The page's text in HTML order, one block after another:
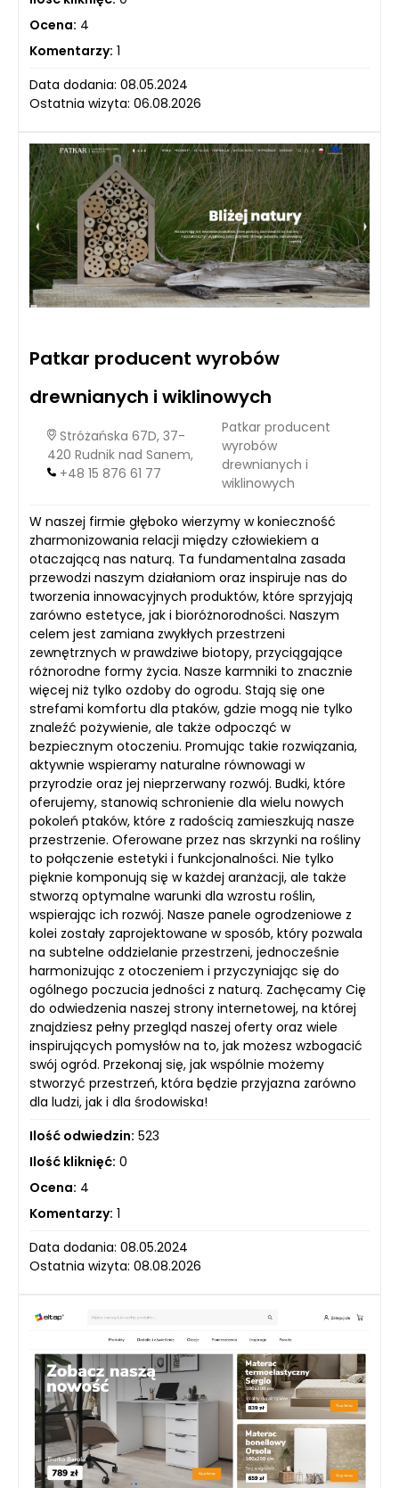
Ocena: 4
Komentarzy: 1
Data dodania: 08.05.2024
Ostatnia wizyta: 06.08.2026
Patkar producent wyrobów
drewnianych i wiklinowych
Stróżańska 67D, 37-
420 Rudnik nad Sanem,
+48 15 876 61 77
Patkar producent
wyrobów
drewnianych i
wiklinowych
W naszej firmie głęboko wierzymy w konieczność
zharmonizowania relacji między człowiekiem a
otaczającą nas naturą. Ta fundamentalna zasada
przewodzi naszym działaniom oraz inspiruje nas do
tworzenia innowacyjnych produktów, które sprzyjają
zarówno estetyce, jak i bioróżnorodności. Naszym
celem jest zamiana zwykłych przestrzeni
zewnętrznych w prawdziwe biotopy, przyciągające
różnorodne formy życia. Nasze karmniki to znacznie
więcej niż tylko ozdoby do ogrodu. Stają się one
strefami komfortu dla ptaków, gdzie mogą nie tylko
znaleźć pożywienie, ale także odpocząć w
bezpiecznym otoczeniu. Promując takie rozwiązania,
aktywnie wspieramy naturalne równowagi w
przyrodzie oraz jej nieprzerwany rozwój. Budki, które
oferujemy, stanowią schronienie dla wielu nowych
pokoleń ptaków, które z radością zamieszkują nasze
przestrzenie. Oferowane przez nas skrzynki na rośliny
to połączenie estetyki i funkcjonalności. Nie tylko
pięknie komponują się w każdej aranżacji, ale także
stworzą optymalne warunki dla wzrostu roślin,
wspierając ich rozwój. Nasze panele ogrodzeniowe z
kolei zostały zaprojektowane w sposób, który pozwala
na subtelne oddzielanie przestrzeni, jednocześnie
harmonizując z otoczeniem i przyczyniając się do
ogólnego poczucia jedności z naturą. Zachęcamy Cię
do odwiedzenia naszej strony internetowej, na której
znajdziesz pełny przegląd naszej oferty oraz wiele
inspirujących pomysłów na to, jak możesz wzbogacić
swój ogród. Przekonaj się, jak wspólnie możemy
stworzyć przestrzeń, która będzie przyjazna zarówno
dla ludzi, jak i dla środowiska!
Ilość odwiedzin: 523
Ilość kliknięć: 0
Ocena: 4
Komentarzy: 1
Data dodania: 08.05.2024
Ostatnia wizyta: 08.08.2026